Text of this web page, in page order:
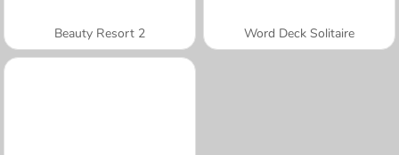
Beauty Resort 2 Word Deck Solitaire